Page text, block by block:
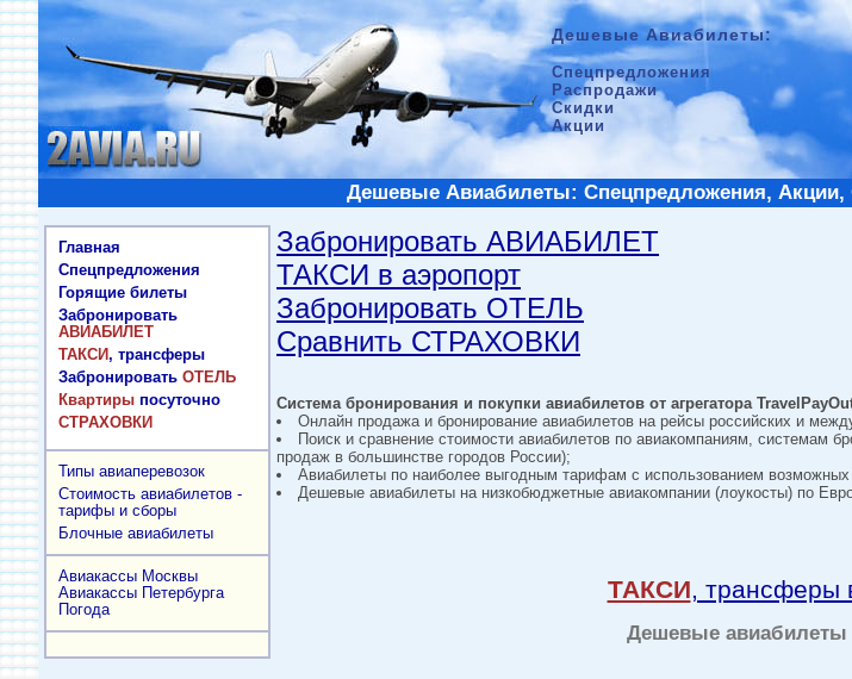
Дешевые Авиабилеты:
Спецпредложения
Распродажи
Скидки
Акции
Дешевые Авиабилеты: Спецпредложения, Акции,
Главная
Спецпредложения
Горящие билеты
Забронировать
АВИАБИЛЕТ
ТАКСИ, трансферы
Забронировать ОТЕЛЬ
Квартиры посуточно
СТРАХОВКИ
Типы авиаперевозок
Стоимость авиабилетов -
тарифы и сборы
Блочные авиабилеты
Авиакассы Москвы
Авиакассы Петербурга
Погода
Забронировать АВИАБИЛЕТ
ТАКСИ в аэропорт
Забронировать ОТЕЛЬ
Сравнить СТРАХОВКИ
Система бронирования и покупки авиабилетов от агрегатора
Онлайн продажа и бронирование авиабилетов на рейсы российских и
Поиск и сравнение стоимости авиабилетов по авиакомпаниям, системам
продаж в большинстве городов России);
Авиабилеты по наиболее выгодным тарифам с использованием возможных
Дешевые авиабилеты на низкобюджетные авиакомпании (лоукосты) по
ТАКСИ, трансферы
Дешевые